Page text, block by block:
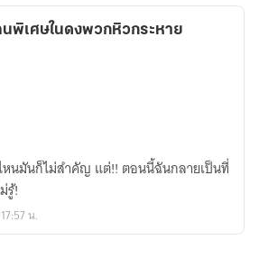
พิเศษในดงพวกหิวกระหาย
นมันก็ไม่สำคัญ แต่!! ตอนนี้ฉันกลายเป็นที่
รู้!
น.